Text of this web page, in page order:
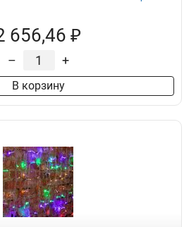
656,46 ₽
– +
В корзину